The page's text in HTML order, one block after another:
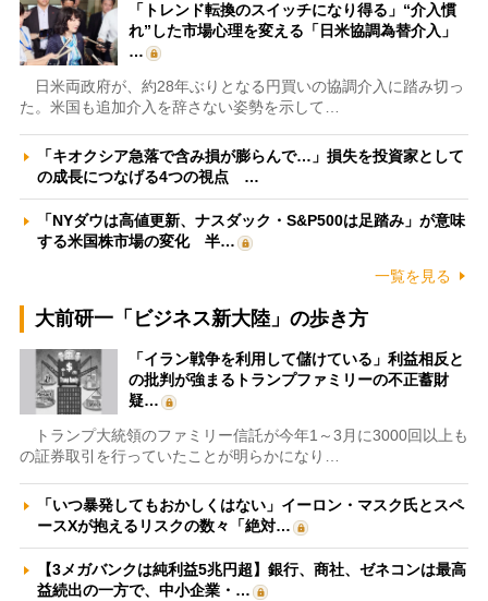
「トレンド転換のスイッチになり得る」“介入慣
れ”した市場心理を変える「日米協調為替介入」
…
日米両政府が、約28年ぶりとなる円買いの協調介入に踏み切っ
た。米国も追加介入を辞さない姿勢を示して…
「キオクシア急落で含み損が膨らんで…」損失を投資家として
の成長につなげる4つの視点 …
「NYダウは高値更新、ナスダック・S&P500は足踏み」が意味
する米国株市場の変化 半…
一覧を見る
大前研一「ビジネス新大陸」の歩き方
「イラン戦争を利用して儲けている」利益相反と
の批判が強まるトランプファミリーの不正蓄財
疑…
トランプ大統領のファミリー信託が今年1～3月に3000回以上も
の証券取引を行っていたことが明らかになり…
「いつ暴発してもおかしくはない」イーロン・マスク氏とスペ
ースXが抱えるリスクの数々「絶対…
【3メガバンクは純利益5兆円超】銀行、商社、ゼネコンは最高
益続出の一方で、中小企業・…